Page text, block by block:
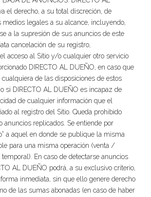
el derecho, a su total discreción, de
medios legales a su alcance, incluyendo,
a la supresión de sus anuncios de este
cancelación de su registro,
acceso al Sitio y/o cualquier otro servicio
DIRECTO AL DUEÑO, en caso que
de las disposiciones de estos
si DIRECTO AL DUEÑO es incapaz de
de cualquier información que el
al registro del Sitio. Queda prohibido
anuncios replicados. Se entiende por
a aquel en donde se publique la misma
para una misma operación (venta /
En caso de detectarse anuncios
AL DUEÑO podrá, a su exclusivo criterio,
inmediata, sin que ello genere derecho
de las sumas abonadas (en caso de haber